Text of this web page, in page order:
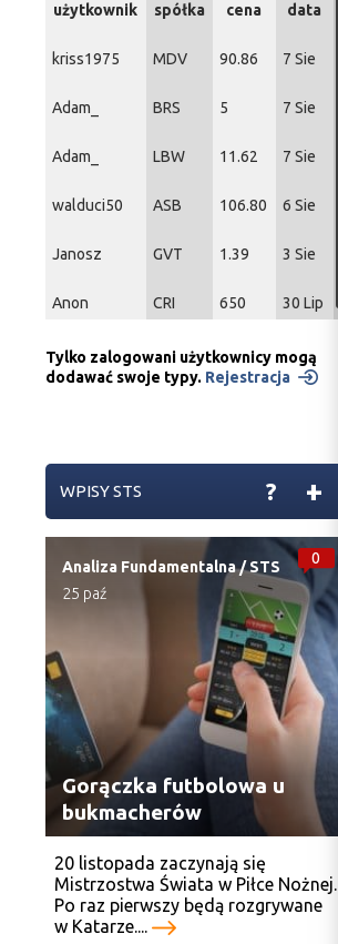
użytkownik spółka cena data
kriss1975 MDV 90.86 7 Sie
Adam_ BRS 5 7 Sie
Adam_ LBW 11.62 7 Sie
walduci50 ASB 106.80 6 Sie
Janosz GVT 1.39 3 Sie
Anon CRI 650 30 Lip
Tylko zalogowani użytkownicy mogą
dodawać swoje typy. Rejestracja
WPISY STS +
?
0
Analiza Fundamentalna/STS
25 paź
Gorączka futbolowa u
bukmacherów
20 listopada zaczynają się
Mistrzostwa Świata w Piłce Nożnej.
Po raz pierwszy będą rozgrywane
w Katarze....